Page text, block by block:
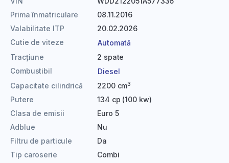
Prima înmatriculare
08.11.2016
Valabilitate ITP
20.02.2026
Cutie de viteze
Automată
Tracțiune
2 spate
Combustibil
Diesel
Capacitate cilindrică
2200 cm3
Putere
134 cp (100 kw)
Clasa de emisii
Euro 5
Adblue
Nu
Filtru de particule
Da
Tip caroserie
Combi